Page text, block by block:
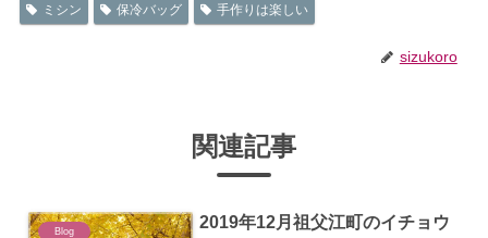
ミシン
保冷バッグ 手作りは楽しい
sizukoro
関連記事
Blog 2019年12月祖父江町のイチョウ